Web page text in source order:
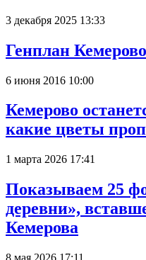
3 декабря 2025 13:33
Генплан
6 июня 2016 10:00
Кемерово
какие цветы
1 марта 2026 17:41
Показываем 25
деревни»,
Кемерова